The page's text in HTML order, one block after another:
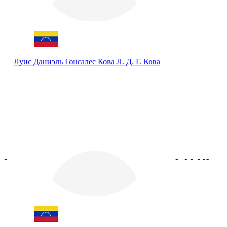
Луис Даниэль Гонсалес Кова Л. Д. Г. Кова
- - - - - --